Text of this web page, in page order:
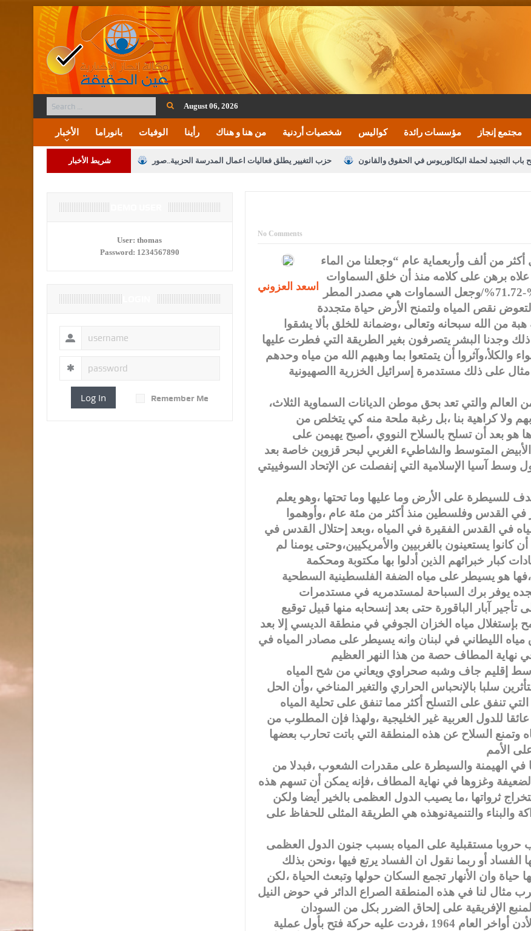
August 06, 2026
الأخبار بانوراما الوفيات رأينا من هنا و هناك شخصيات أردنية كواليس مؤسسات رائدة مجتمع إنجاز
شريط الأخبار حزب التغيير يطلق فعاليات اعمال المدرسة الحزبية..صور باب التجنيد لحملة البكالوريوس في الحقوق والقانون
النواب يقر مشروع تعديل قانون الملكية العقارية ويؤكد حرص مجلس النواب على شراكة فاعلة مع الإعلام
دعوة المكلفين بخدمة العلم (الدفعة الثالثة) إلى مراجعة منصة خدمة العلم
القاضي محمود أحمد فريحات.. مبارك ومزيدا من التوفيق
No Comments
اسعد العزوني
من ألف وأربعماية عام “وجعلنا من الماء
برهن على كلامه منذ أن خلق السماوات
والأرض ،بأن جعل نسبة اليابسة إلى الماء 28.88%-71.72%/وجعل السماوات هي مصدر المطر
هبة من الله سبحانه وتعالى ،وضمانة للخلق بألا يشقوا
وجدنا البشر يتصرفون بغير الطريقة التي فطرت عليها
والكلأ،وآثروا أن يتمتعوا بما وهبهم الله من مياه وحدهم
على ذلك مستدمرة إسرائيل الخزرية االصهيونية
العالم والتي تعد بحق موطن الديانات السماوية الثلاث،
ولا كراهية بنا ،بل رغبة ملحة منه كي يتخلص من
هو بعد أن تسلح بالسلاح النووي ،أصبح يهيمن على
المتوسط والشاطيء الغربي لبحر قزوين خاصة بعد
وسط آسيا الإسلامية التي إنفصلت عن الإتحاد السوفييتي
للسيطرة على الأرض وما عليها وما تحتها ،وهو يعلم
في القدس وفلسطين منذ أكثر من مئة عام ،وأوهموا
في القدس الفقيرة في المياه ،وبعد إحتلال القدس في
،بعد أن كانوا يستعينون بالغربيين والأمريكيين،وحتى يومنا لم
،فها هو يسيطر على مياه الضفة الفلسطينية السطحية
نجده يوفر برك السباحة لمستدمريه في مستدمرات
آبار الباقورة حتى بعد إنسحابه منها قبيل توقيع
عام 1994،كما أنه لم يسمح بإستغلال مياه الخزان الجوفي في منطقة الديسي إلا بعد
الليطاني في لبنان وانه يسيطر على مصادر المياه في
إقليم جاف وشبه صحراوي ويعاني من شح المياه
سلبا بالإنحباس الحراري والتغير المناخي ،وأن الحل
للدول العربية غير الخليجية ،ولهذا فإن المطلوب من
وتمنع السلاح عن هذه المنطقة التي باتت تحارب بعضها
في الهيمنة والسيطرة على مقدرات الشعوب ،فبدلا من
وغزوها في نهاية المطاف ،فإنه يمكن أن تسهم هذه
ثرواتها ،ما يصيب الدول العظمى بالخير أيضا ولكن
والتنميةنوهذه هي الطريقة المثلى للحفاظ على
حروبا مستقبلية على المياه بسبب جنون الدول العظمى
الفساد أو ربما نقول ان الفساد يرتع فيها ،ونحن بذلك
حياة وان الأنهار تجمع السكان حولها وتبعث الحياة ،لكن
مثال لنا في هذه المنطقة الصراع الدائر في حوض النيل
الإفريقية على إلحاق الضرر بكل من السودان
ومصر،ولن ننسى أن هذا الإحتلال سرق مياه نهر الأدن أواخر العام 1964 ،فردت عليه حركة فتح بأول عملية
User: thomas
Password: 1234567890
Log In Remember Me